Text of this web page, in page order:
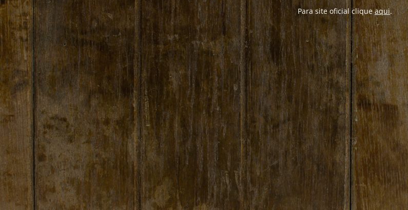
Para site oficial cliqueaqui.